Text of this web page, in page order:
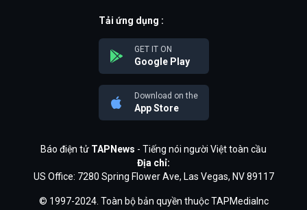
Tải ứng dụng :
GET IT ON
Google Play
Download on the
App Store
Báo điện tử TAPNews - Tiếng nói người Việt toàn cầu
Địa chỉ:
US Office: 7280 Spring Flower Ave, Las Vegas, NV 89117
© 1997-2024. Toàn bộ bản quyền thuộc TAPMediaInc